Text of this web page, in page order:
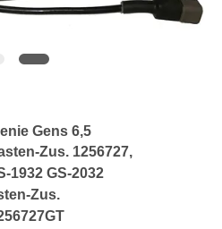
Gens 6,5
Zus. 1256727,
1932 GS-2032
Zus.